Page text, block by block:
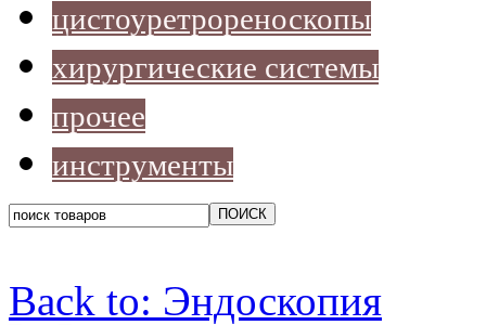
цистоуретрореноскопы
хирургические системы
прочее
инструменты
Back to: Эндоскопия